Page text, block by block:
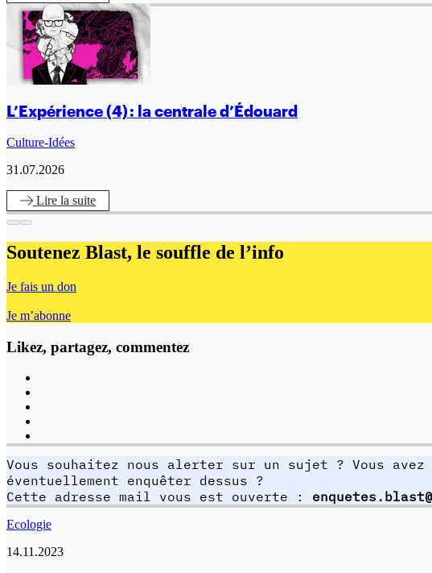
L’Expérience (4) : la centrale d’Édouard
Culture-Idées
31.07.2026
Lire la suite
Soutenez Blast, le souffle de l’info
Je fais un don
Je m’abonne
Likez, partagez, commentez
Vous souhaitez nous alerter sur un sujet ? Vous
éventuellement enquêter dessus ?
Cette adresse mail vous est ouverte :
Ecologie
14.11.2023